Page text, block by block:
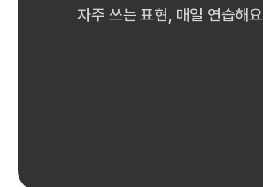
자주 쓰는 표현, 매일 연습해요